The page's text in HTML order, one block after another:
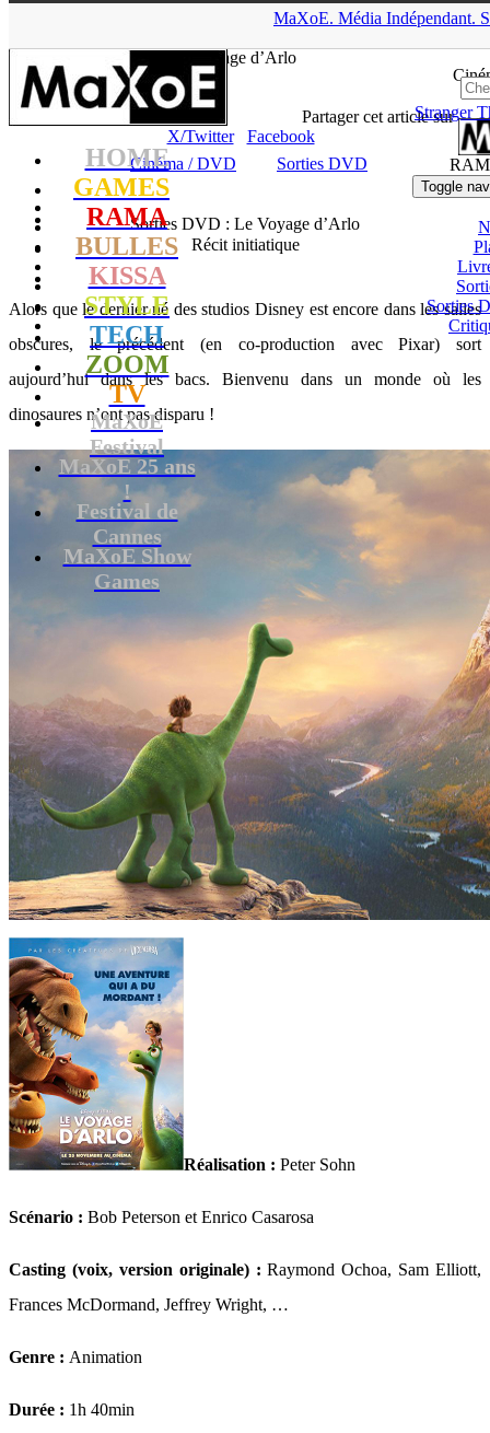
MaXoE. Média Indépendant.
HOME
GAMES
RAMA
BULLES
KISSA
STYLE
TECH
ZOOM
TV
MaXoE
Festival
MaXoE 25 ans
!
Festival de
Cannes
MaXoE Show
Games
Ciné
Stranger
Toggle
Sorties
Voyage d’Arlo
Partager cet article sur
X/Twitter
Facebook
Cinéma / DVD
Sorties DVD
Sorties DVD : Le Voyage d’Arlo
Récit initiatique
Alors que le dernier né des studios Disney est encore dans les salles
obscures, le précédent (en co-production avec Pixar) sort
aujourd’hui dans les bacs. Bienvenu dans un monde où les
dinosaures n’ont pas disparu !
Réalisation : Peter Sohn
Scénario : Bob Peterson et Enrico Casarosa
Casting (voix, version originale) :Raymond Ochoa, Sam Elliott,
Frances McDormand, Jeffrey Wright, …
Genre : Animation
Durée : 1h 40min